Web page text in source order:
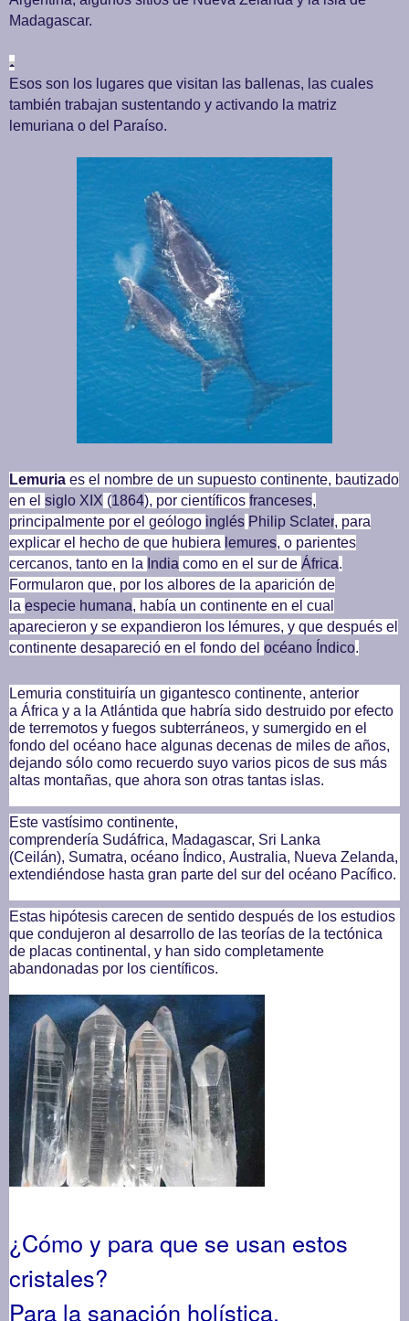
Madagascar.
Esos son los lugares que visitan las ballenas, las cuales
también trabajan sustentando y activando la matriz
lemuriana o del Paraíso.
Lemuria es el nombre de un supuesto continente, bautizado
en el siglo XIX (1864), por científicos franceses,
principalmente por el geólogo inglés Philip Sclater, para
explicar el hecho de que hubiera lemures, o parientes
cercanos, tanto en la India como en el sur de África.
Formularon que, por los albores de la aparición de
la especie humana, había un continente en el cual
aparecieron y se expandieron los lémures, y que después el
continente desapareció en el fondo del océano Índico.
Lemuria constituiría un gigantesco continente, anterior
a África y a la Atlántida que habría sido destruido por efecto
de terremotos y fuegos subterráneos, y sumergido en el
fondo del océano hace algunas decenas de miles de años,
dejando sólo como recuerdo suyo varios picos de sus más
altas montañas, que ahora son otras tantas islas.
Este vastísimo continente,
comprendería Sudáfrica, Madagascar, Sri Lanka
(Ceilán), Sumatra, océano Índico, Australia, Nueva Zelanda,
extendiéndose hasta gran parte del sur del océano Pacífico.
Estas hipótesis carecen de sentido después de los estudios
que condujeron al desarrollo de las teorías de la tectónica
de placas continental , y han sido completamente
abandonadas por los científicos.
¿Cómo y para que se usan estos
cristales?
Para la sanación holística,